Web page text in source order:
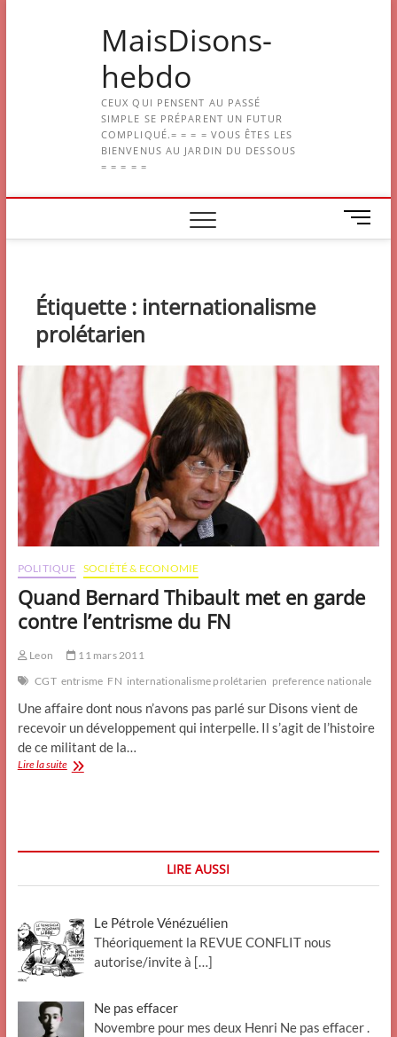
MaisDisons-
hebdo
CEUX QUI PENSENT AU PASSÉ
SIMPLE SE PRÉPARENT UN FUTUR
COMPLIQUÉ.= = = = VOUS ÊTES LES
BIENVENUS AU JARDIN DU DESSOUS
= = = = =
M
e
o
n
Étiquette : internationalisme
prolétarien
POLITIQUE SOCIÉTÉ & ECONOMIE
Quand Bernard Thibault met en garde
contre l’entrisme du FN
Leon
11 mars 2011
CGT entrisme FN internationalisme prolétarien preference nationale
Une affaire dont nous n’avons pas parlé sur Disons vient de
recevoir un développement qui interpelle. Il s’agit de l’histoire
de ce militant de la…
Lire la suiteQuand
LIRE AUSSI
Le Pétrole Vénézuélien
Théoriquement la REVUE CONFLIT nous
autorise/invite à […]
Ne pas effacer
Novembre pour mes deux Henri Ne pas effacer .